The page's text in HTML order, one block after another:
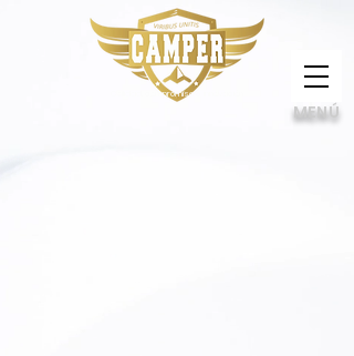
Calidad, compromiso e innovación
MENÚ